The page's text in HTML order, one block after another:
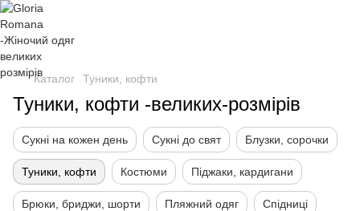
Каталог Туники, кофти
Туники, кофти -великих-розмірів
Сукні на кожен день Сукні до свят Блузки, сорочки
Туники, кофти Костюми Піджаки, кардигани
Брюки, бриджи, шорти Пляжний одяг Спідниці